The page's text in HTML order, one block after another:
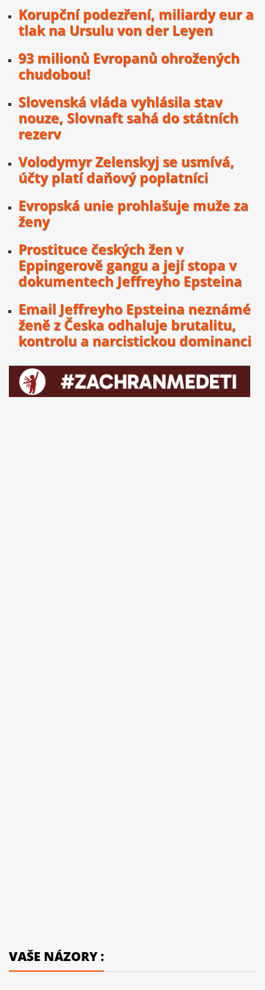
Korupční podezření, miliardy eur a
tlak na Ursulu von der Leyen
93 milionů Evropanů ohrožených
chudobou!
Slovenská vláda vyhlásila stav
nouze, Slovnaft sahá do státních
rezerv
Volodymyr Zelenskyj se usmívá,
účty platí daňový poplatníci
Evropská unie prohlašuje muže za
ženy
Prostituce českých žen v
Eppingerově gangu a její stopa v
dokumentech Jeffreyho Epsteina
Email Jeffreyho Epsteina neznámé
ženě z Česka odhaluje brutalitu,
kontrolu a narcistickou dominanci
VAŠE NÁZORY :